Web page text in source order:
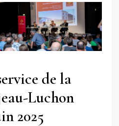
de la
Luchon
2025